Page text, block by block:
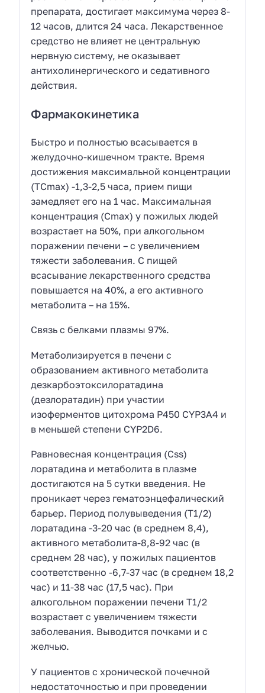
препарата, достигает максимума через 8-
12 часов, длится 24 часа. Лекарственное
средство не влияет не центральную
нервную систему, не оказывает
антихолинергического и седативного
действия.
Фармакокинетика
Быстро и полностью всасывается в
желудочно-кишечном тракте. Время
достижения максимальной концентрации
(ТСmax) -1,3-2,5 часа, прием пищи
замедляет его на 1 час. Максимальная
концентрация (Сmax) у пожилых людей
возрастает на 50%, при алкогольном
поражении печени – с увеличением
тяжести заболевания. С пищей
всасывание лекарственного средства
повышается на 40%, а его активного
метаболита – на 15%.
Связь с белками плазмы 97%.
Метаболизируется в печени с
образованием активного метаболита
дезкарбоэтоксилоратадина
(дезлоратадин) при участии
изоферментов цитохрома Р450 CYP3A4 и
в меньшей степени CYP2D6.
Равновесная концентрация (Сss)
лоратадина и метаболита в плазме
достигаются на 5 сутки введения. Не
проникает через гематоэнцефалический
барьер. Период полувыведения (Т1/2)
лоратадина -3-20 час (в среднем 8,4),
активного метаболита-8,8-92 час (в
среднем 28 час), у пожилых пациентов
соответственно -6,7-37 час (в среднем 18,2
час) и 11-38 час (17,5 час). При
алкогольном поражении печени Т1/2
возрастает с увеличением тяжести
заболевания. Выводится почками и с
желчью.
У пациентов с хронической почечной
недостаточностью и при проведении